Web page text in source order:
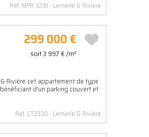
Réf. MPR 3291 Lemerle & Riviere
& Rivière cet appartement de type
d'un parking couvert et
Réf. CT3330 Lemerle & Riviere
299 000 €
soit 3 997 € /m²